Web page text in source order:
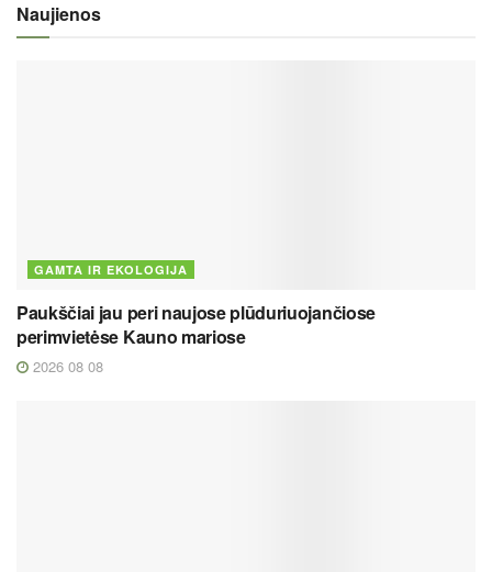
Naujienos
GAMTA IR EKOLOGIJA
Paukščiai jau peri naujose plūduriuojančiose
perimvietėse Kauno mariose
2026 08 08